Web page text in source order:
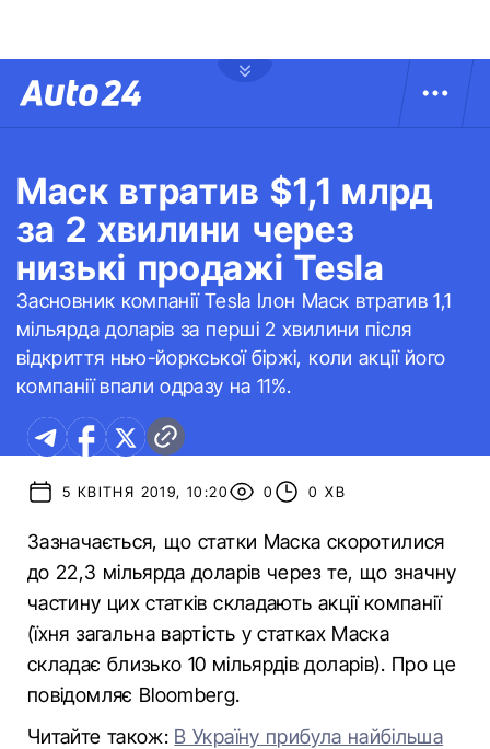
Маск втратив $1,1 млрд
за 2 хвилини через
низькі продажі Tesla
Засновник компанії Tesla Ілон Маск втратив 1,1
мільярда доларів за перші 2 хвилини після
відкриття нью-йоркської біржі, коли акції його
компанії впали одразу на 11%.
5 КВІТНЯ 2019, 10:20 0 0 ХВ
Зазначається, що статки Маска скоротилися
до 22,3 мільярда доларів через те, що значну
частину цих статків складають акції компанії
(їхня загальна вартість у статках Маска
складає близько 10 мільярдів доларів). Про це
повідомляє Bloomberg.
Читайте також: В Україну прибула найбільша